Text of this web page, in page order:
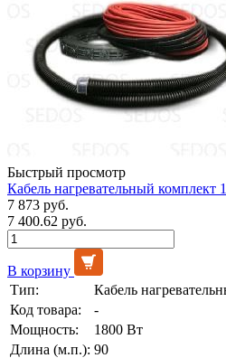
Быстрый просмотр
Кабель нагревательный комплект
7 873 руб.
7 400.62 руб.
В корзину
Тип:
Кабель
Код товара:
-
Мощность:
1800 Вт
Длина (м.п.): 90